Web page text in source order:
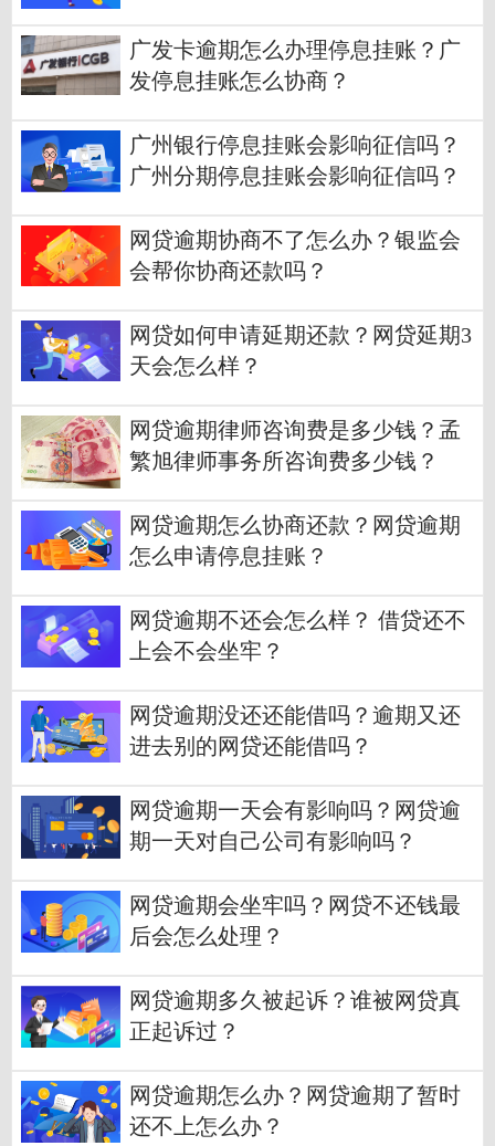
广发卡逾期怎么办理停息挂账？广
发停息挂账怎么协商？
广州银行停息挂账会影响征信吗？
广州分期停息挂账会影响征信吗？
网贷逾期协商不了怎么办？银监会
会帮你协商还款吗？
网贷如何申请延期还款？网贷延期3
天会怎么样？
网贷逾期律师咨询费是多少钱？孟
繁旭律师事务所咨询费多少钱？
网贷逾期怎么协商还款？网贷逾期
怎么申请停息挂账？
网贷逾期不还会怎么样？ 借贷还不
上会不会坐牢？
网贷逾期没还还能借吗？逾期又还
进去别的网贷还能借吗？
网贷逾期一天会有影响吗？网贷逾
期一天对自己公司有影响吗？
网贷逾期会坐牢吗？网贷不还钱最
后会怎么处理？
网贷逾期多久被起诉？谁被网贷真
正起诉过？
网贷逾期怎么办？网贷逾期了暂时
还不上怎么办？